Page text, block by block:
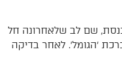
שם לב שלאחרונה חל
׳הגומל׳. לאחר בדיקה